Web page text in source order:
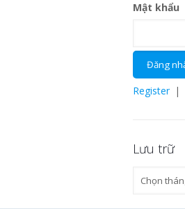
Mật khẩu
Register |
Lưu trữ
Lưu